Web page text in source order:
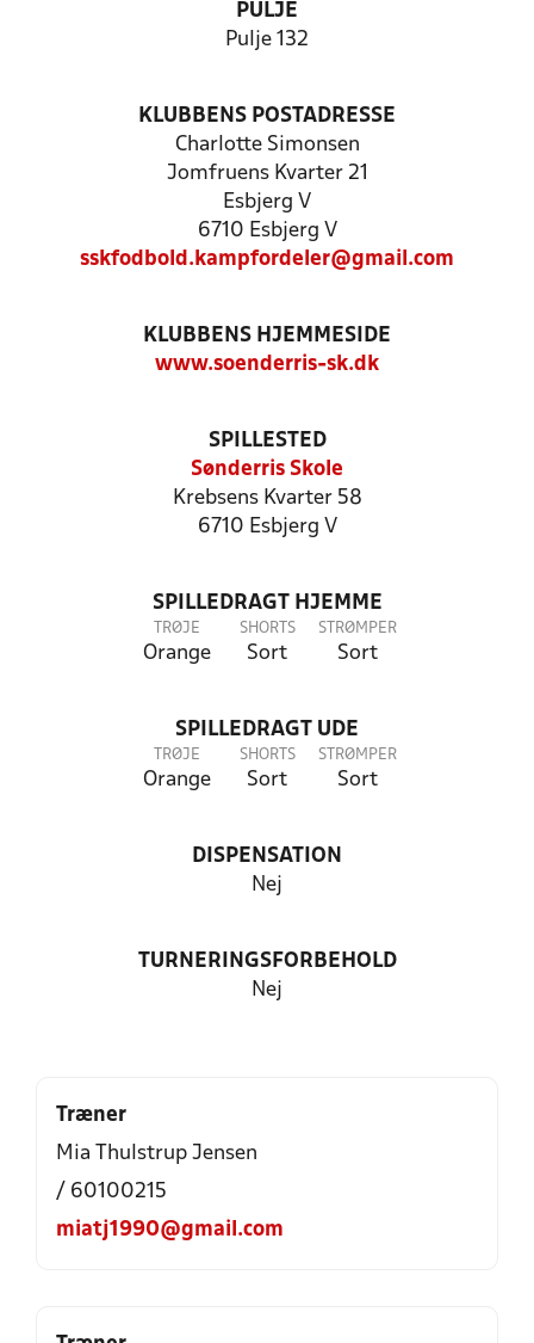
PULJE
Pulje 132
KLUBBENS POSTADRESSE
Charlotte Simonsen
Jomfruens Kvarter 21
Esbjerg V
6710 Esbjerg V
sskfodbold.kampfordeler@gmail.com
KLUBBENS HJEMMESIDE
www.soenderris-sk.dk
SPILLESTED
Sønderris Skole
Krebsens Kvarter 58
6710 Esbjerg V
SPILLEDRAGT HJEMME
TRØJE
Orange
SHORTS
Sort
STRØMPER
Sort
SPILLEDRAGT UDE
TRØJE
Orange
SHORTS
Sort
STRØMPER
Sort
DISPENSATION
Nej
TURNERINGSFORBEHOLD
Nej
Træner
Mia Thulstrup Jensen
/ 60100215
miatj1990@gmail.com